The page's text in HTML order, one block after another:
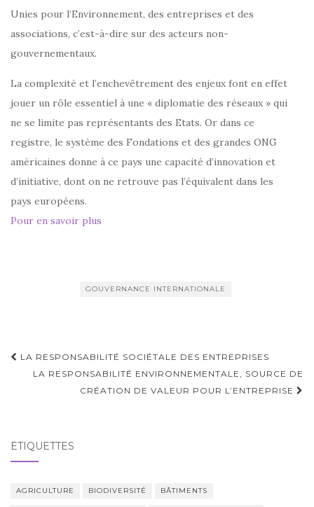
Unies pour l’Environnement, des entreprises et des
associations, c’est-à-dire sur des acteurs non-
gouvernementaux.
La complexité et l’enchevêtrement des enjeux font en effet
jouer un rôle essentiel à une « diplomatie des réseaux » qui
ne se limite pas représentants des Etats. Or dans ce
registre, le système des Fondations et des grandes ONG
américaines donne à ce pays une capacité d’innovation et
d’initiative, dont on ne retrouve pas l’équivalent dans les
pays européens.
Pour en savoir plus
GOUVERNANCE INTERNATIONALE
Navigation
d'article
LA RESPONSABILITÉ SOCIÉTALE DES ENTREPRISES
LA RESPONSABILITÉ ENVIRONNEMENTALE, SOURCE DE
CRÉATION DE VALEUR POUR L’ENTREPRISE
ÉTIQUETTES
AGRICULTURE BIODIVERSITÉ BÂTIMENTS